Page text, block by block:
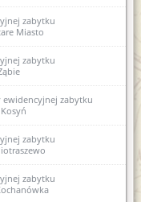
karty ewidencyjnej
Kiejkuty
karty ewidencyjnej
karty ewidencyjnej
wojewódzkiej
karty ewidencyjnej
Monasterzysko
zabytku
Miasto
zabytku
ewidencyjnej zabytku
zabytku
zabytku